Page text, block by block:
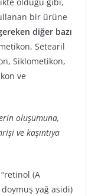
bir ürüne
diğer bazı
Setearil
Siklometikon,
ve
oluşumuna,
ve kaşıntıya
(A
yağ asidi)